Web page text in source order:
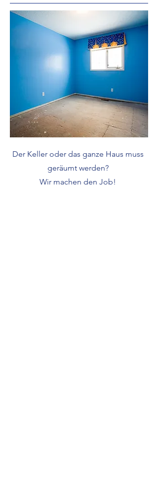
Der Keller oder das ganze Haus muss
geräumt werden?
Wir machen den Job!